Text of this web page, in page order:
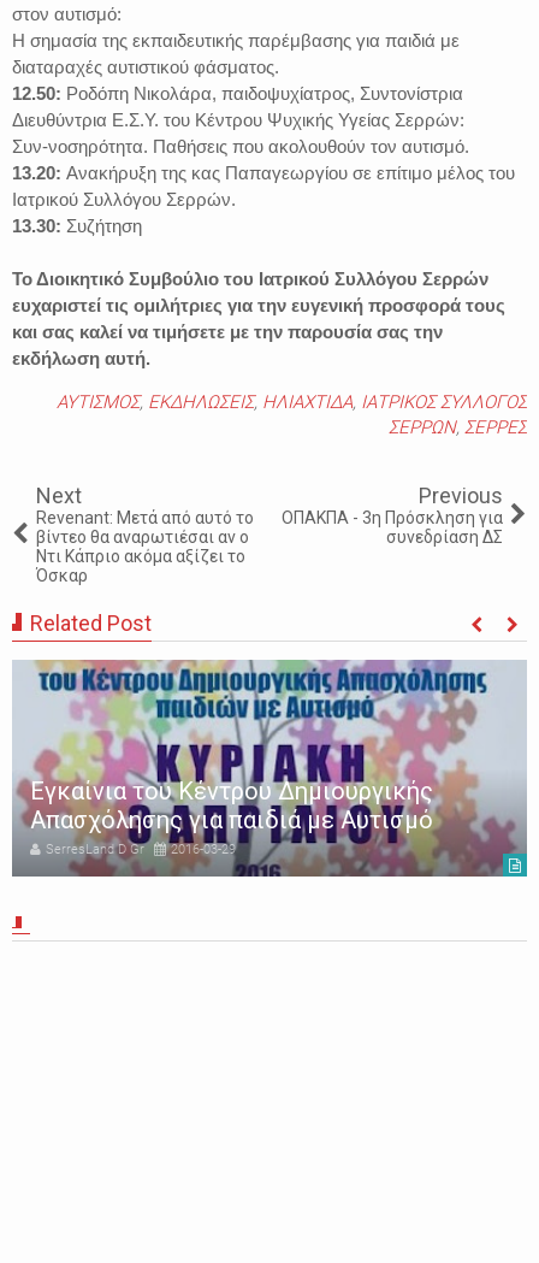
στον αυτισμό:
Η σημασία της εκπαιδευτικής παρέμβασης για παιδιά με
διαταραχές αυτιστικού φάσματος.
12.50: Ροδόπη Νικολάρα, παιδοψυχίατρος, Συντονίστρια
Διευθύντρια Ε.Σ.Υ. του Κέντρου Ψυχικής Υγείας Σερρών:
Συν-νοσηρότητα. Παθήσεις που ακολουθούν τον αυτισμό.
13.20: Ανακήρυξη της κας Παπαγεωργίου σε επίτιμο μέλος του
Ιατρικού Συλλόγου Σερρών.
13.30: Συζήτηση
Το Διοικητικό Συμβούλιο του Ιατρικού Συλλόγου Σερρών
ευχαριστεί τις ομιλήτριες για την ευγενική προσφορά τους
και σας καλεί να τιμήσετε με την παρουσία σας την
εκδήλωση αυτή.
ΑΥΤΙΣΜΟΣ, ΕΚΔΗΛΩΣΕΙΣ, ΗΛΙΑΧΤΙΔΑ, ΙΑΤΡΙΚΟΣ ΣΥΛΛΟΓΟΣ
ΣΕΡΡΩΝ, ΣΕΡΡΕΣ
Next
Revenant: Μετά από αυτό το
βίντεο θα αναρωτιέσαι αν ο
Ντι Κάπριο ακόμα αξίζει το
Όσκαρ
Previous
ΟΠΑΚΠΑ - 3η Πρόσκληση για
συνεδρίαση ΔΣ
Related Post
Εγκαίνια του Κέντρου Δημιουργικής
Απασχόλησης για παιδιά με Αυτισμό
SerresLand D Gr 2016-03-29